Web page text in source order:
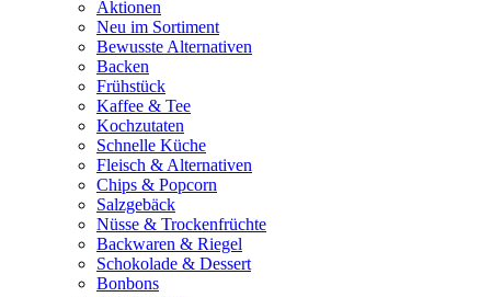
Aktionen
Neu im Sortiment
Bewusste Alternativen
Backen
Frühstück
Kaffee & Tee
Kochzutaten
Schnelle Küche
Fleisch & Alternativen
Chips & Popcorn
Salzgebäck
Nüsse & Trockenfrüchte
Backwaren & Riegel
Schokolade & Dessert
Bonbons